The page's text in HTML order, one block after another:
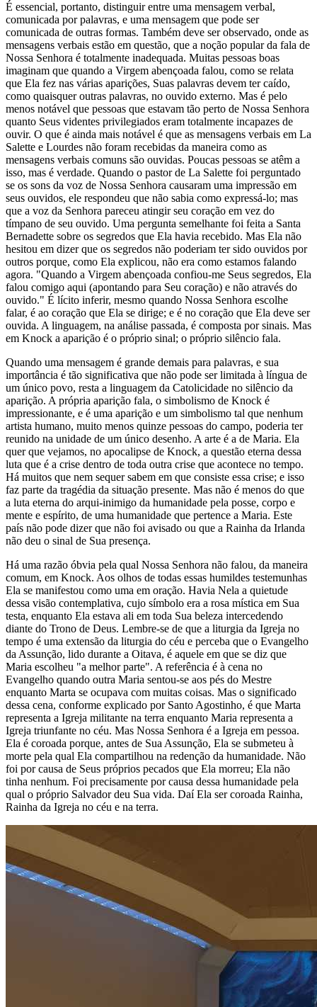
É essencial, portanto, distinguir entre uma mensagem verbal,
comunicada por palavras, e uma mensagem que pode ser
comunicada de outras formas. Também deve ser observado, onde as
mensagens verbais estão em questão, que a noção popular da fala de
Nossa Senhora é totalmente inadequada. Muitas pessoas boas
imaginam que quando a Virgem abençoada falou, como se relata
que Ela fez nas várias aparições, Suas palavras devem ter caído,
como quaisquer outras palavras, no ouvido externo. Mas é pelo
menos notável que pessoas que estavam tão perto de Nossa Senhora
quanto Seus videntes privilegiados eram totalmente incapazes de
ouvir. O que é ainda mais notável é que as mensagens verbais em La
Salette e Lourdes não foram recebidas da maneira como as
mensagens verbais comuns são ouvidas. Poucas pessoas se atêm a
isso, mas é verdade. Quando o pastor de La Salette foi perguntado
se os sons da voz de Nossa Senhora causaram uma impressão em
seus ouvidos, ele respondeu que não sabia como expressá-lo; mas
que a voz da Senhora pareceu atingir seu coração em vez do
tímpano de seu ouvido. Uma pergunta semelhante foi feita a Santa
Bernadette sobre os segredos que Ela havia recebido. Mas Ela não
hesitou em dizer que os segredos não poderiam ter sido ouvidos por
outros porque, como Ela explicou, não era como estamos falando
agora. "Quando a Virgem abençoada confiou-me Seus segredos, Ela
falou comigo aqui (apontando para Seu coração) e não através do
ouvido." É lícito inferir, mesmo quando Nossa Senhora escolhe
falar, é ao coração que Ela se dirige; e é no coração que Ela deve ser
ouvida. A linguagem, na análise passada, é composta por sinais. Mas
em Knock a aparição é o próprio sinal; o próprio silêncio fala.
Quando uma mensagem é grande demais para palavras, e sua
importância é tão significativa que não pode ser limitada à língua de
um único povo, resta a linguagem da Catolicidade no silêncio da
aparição. A própria aparição fala, o simbolismo de Knock é
impressionante, e é uma aparição e um simbolismo tal que nenhum
artista humano, muito menos quinze pessoas do campo, poderia ter
reunido na unidade de um único desenho. A arte é a de Maria. Ela
quer que vejamos, no apocalipse de Knock, a questão eterna dessa
luta que é a crise dentro de toda outra crise que acontece no tempo.
Há muitos que nem sequer sabem em que consiste essa crise; e isso
faz parte da tragédia da situação presente. Mas não é menos do que
a luta eterna do arqui-inimigo da humanidade pela posse, corpo e
mente e espírito, de uma humanidade que pertence a Maria. Este
país não pode dizer que não foi avisado ou que a Rainha da Irlanda
não deu o sinal de Sua presença.
Há uma razão óbvia pela qual Nossa Senhora não falou, da maneira
comum, em Knock. Aos olhos de todas essas humildes testemunhas
Ela se manifestou como uma em oração. Havia Nela a quietude
dessa visão contemplativa, cujo símbolo era a rosa mística em Sua
testa, enquanto Ela estava ali em toda Sua beleza intercedendo
diante do Trono de Deus. Lembre-se de que a liturgia da Igreja no
tempo é uma extensão da liturgia do céu e perceba que o Evangelho
da Assunção, lido durante a Oitava, é aquele em que se diz que
Maria escolheu "a melhor parte". A referência é à cena no
Evangelho quando outra Maria sentou-se aos pés do Mestre
enquanto Marta se ocupava com muitas coisas. Mas o significado
dessa cena, conforme explicado por Santo Agostinho, é que Marta
representa a Igreja militante na terra enquanto Maria representa a
Igreja triunfante no céu. Mas Nossa Senhora é a Igreja em pessoa.
Ela é coroada porque, antes de Sua Assunção, Ela se submeteu à
morte pela qual Ela compartilhou na redenção da humanidade. Não
foi por causa de Seus próprios pecados que Ela morreu; Ela não
tinha nenhum. Foi precisamente por causa dessa humanidade pela
qual o próprio Salvador deu Sua vida. Daí Ela ser coroada Rainha,
Rainha da Igreja no céu e na terra.